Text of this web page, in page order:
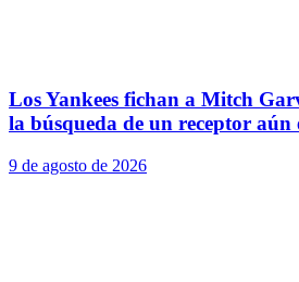
Los Yankees fichan a Mitch
la búsqueda de un receptor aún
9 de agosto de 2026